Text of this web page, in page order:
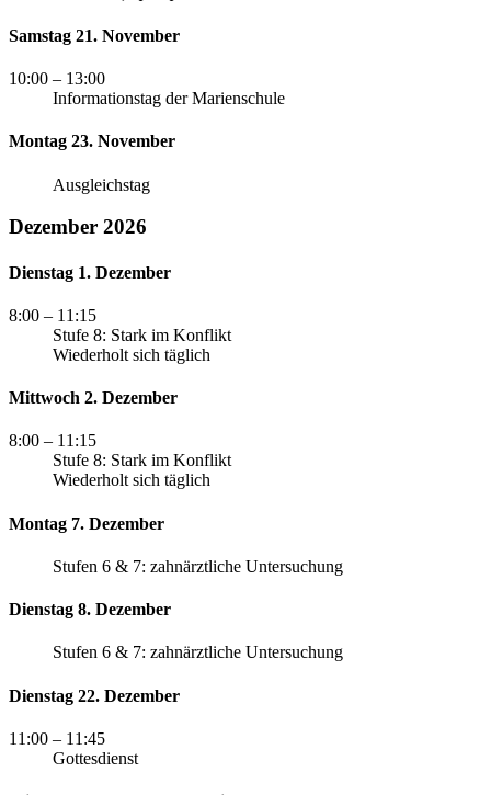
Samstag 21. November
10:00 – 13:00
Informationstag der Marienschule
Montag 23. November
Ausgleichstag
Dezember 2026
Dienstag 1. Dezember
8:00 – 11:15
Stufe 8: Stark im Konflikt
Wiederholt sich täglich
Mittwoch 2. Dezember
8:00 – 11:15
Stufe 8: Stark im Konflikt
Wiederholt sich täglich
Montag 7. Dezember
Stufen 6 & 7: zahnärztliche Untersuchung
Dienstag 8. Dezember
Stufen 6 & 7: zahnärztliche Untersuchung
Dienstag 22. Dezember
11:00 – 11:45
Gottesdienst